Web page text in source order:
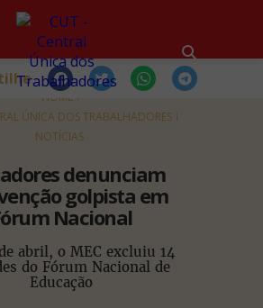
HOME
ÚNICA DOS TRABALHADORES
NOTÍCIAS
denunciam
golpista em
Nacional
abril, o MEC excluiu 14
do Fórum Nacional de
Educação